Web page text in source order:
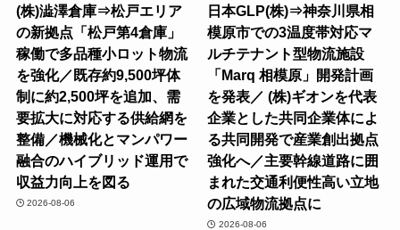
(株)澁澤倉庫⇒松戸エリア
の新拠点「松戸第4倉庫」
稼働で多品種小ロット物流
を強化／既存約9,500坪体
制に約2,500坪を追加、需
要拡大に対応する供給網を
整備／機械化とマンパワー
融合のハイブリッド運用で
収益力向上を図る
2026-08-06
日本GLP(株)⇒神奈川県相
模原市での3温度帯対応マ
ルチテナント型物流施設
「Marq 相模原」開発計画
を発表／ (株)ギオンを代表
企業とした共同企業体によ
る共同開発で産業創出拠点
強化へ／主要幹線道路に囲
まれた交通利便性高い立地
の広域物流拠点に
2026-08-06